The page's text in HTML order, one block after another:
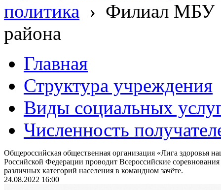
политика › Филиал МБУ
района
Главная
Структура учреждения
Виды социальных
Численность
Общероссийская общественная организация «Лига здоровья
Российской Федерации проводит Всероссийские
различных категорий населения в командном зачёте.
24.08.2022 16:00